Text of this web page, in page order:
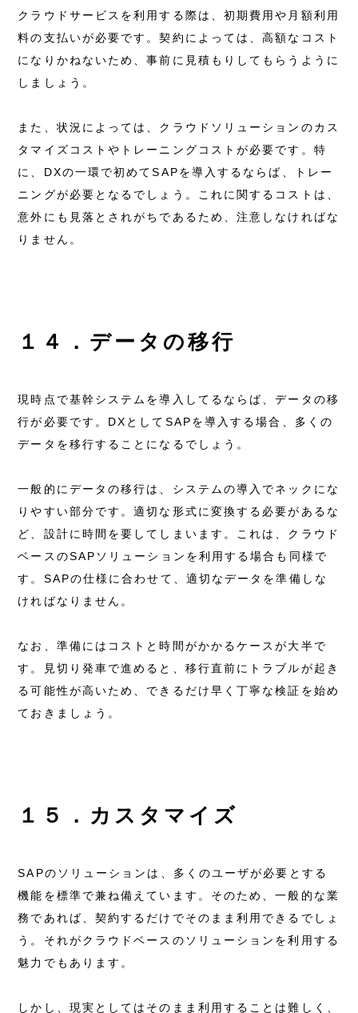
クラウドサービスを利用する際は、初期費用や月額利用
料の支払いが必要です。契約によっては、高額なコスト
になりかねないため、事前に見積もりしてもらうように
しましょう。
また、状況によっては、クラウドソリューションのカス
タマイズコストやトレーニングコストが必要です。特
に、DXの一環で初めてSAPを導入するならば、トレー
ニングが必要となるでしょう。これに関するコストは、
意外にも見落とされがちであるため、注意しなければな
りません。
１４．データの移行
現時点で基幹システムを導入してるならば、データの移
行が必要です。DXとしてSAPを導入する場合、多くの
データを移行することになるでしょう。
一般的にデータの移行は、システムの導入でネックにな
りやすい部分です。適切な形式に変換する必要があるな
ど、設計に時間を要してしまいます。これは、クラウド
ベースのSAPソリューションを利用する場合も同様で
す。SAPの仕様に合わせて、適切なデータを準備しな
ければなりません。
なお、準備にはコストと時間がかかるケースが大半で
す。見切り発車で進めると、移行直前にトラブルが起き
る可能性が高いため、できるだけ早く丁寧な検証を始め
ておきましょう。
１５．カスタマイズ
SAPのソリューションは、多くのユーザが必要とする
機能を標準で兼ね備えています。そのため、一般的な業
務であれば、契約するだけでそのまま利用できるでしょ
う。それがクラウドベースのソリューションを利用する
魅力でもあります。
しかし、現実としてはそのまま利用することは難しく、